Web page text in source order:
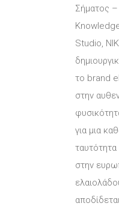
Σήματος
Studio,
το brand
στην
για μια
στην